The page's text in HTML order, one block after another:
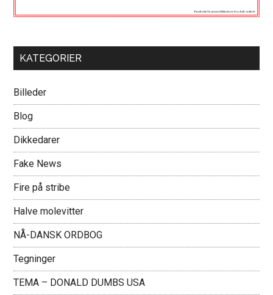
KATEGORIER
Billeder
Blog
Dikkedarer
Fake News
Fire på stribe
Halve molevitter
NÅ-DANSK ORDBOG
Tegninger
TEMA – DONALD DUMBS USA